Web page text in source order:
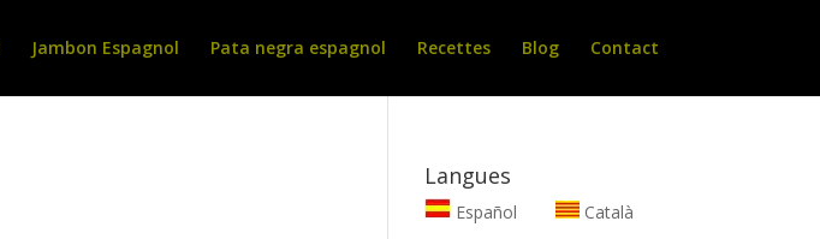
Jambon Espagnol Pata negra espagnol Recettes Blog Contact
Langues
Español Català